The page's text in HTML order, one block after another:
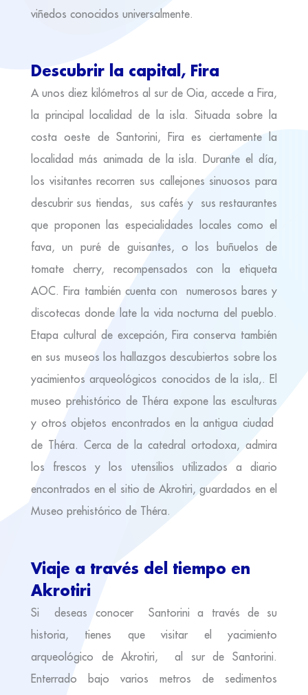
viñedos conocidos universalmente.
Descubrir la capital, Fira
A unos diez kilómetros al sur de Oia, accede a Fira,
la principal localidad de la isla. Situada sobre la
costa oeste de Santorini, Fira es ciertamente la
localidad más animada de la isla. Durante el día,
los visitantes recorren sus callejones sinuosos para
descubrir sus tiendas, sus cafés y sus restaurantes
que proponen las especialidades locales como el
fava, un puré de guisantes, o los buñuelos de
tomate cherry, recompensados con la etiqueta
AOC. Fira también cuenta con numerosos bares y
discotecas donde late la vida nocturna del pueblo.
Etapa cultural de excepción, Fira conserva también
en sus museos los hallazgos descubiertos sobre los
yacimientos arqueológicos conocidos de la isla,. El
museo prehistórico de Théra expone las esculturas
y otros objetos encontrados en la antigua ciudad
de Théra. Cerca de la catedral ortodoxa, admira
los frescos y los utensilios utilizados a diario
encontrados en el sitio de Akrotiri, guardados en el
Museo prehistórico de Théra.
Viaje a través del tiempo en
Akrotiri
Si deseas conocer Santorini a través de su
historia, tienes que visitar el yacimiento
arqueológico de Akrotiri, al sur de Santorini.
Enterrado bajo varios metros de sedimentos